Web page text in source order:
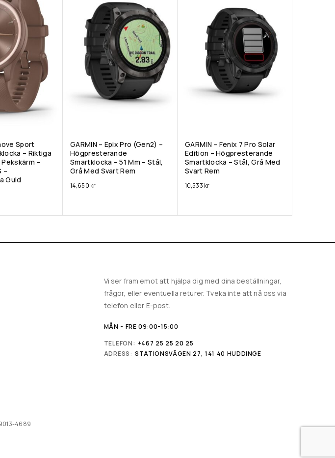
Sport
– Riktiga
–
–
Guld
GARMIN – Epix Pro (Gen2) –
Högpresterande
Smartklocka – 51 Mm – Stål,
Grå Med Svart Rem
14,650 kr
GARMIN – Fenix 7 Pro Solar
Edition – Högpresterande
Smartklocka – Stål, Grå Med
Svart Rem
10,533 kr
Vi ser fram emot att hjälpa dig med dina beställningar,
frågor, eller eventuella returer. Tveka inte att nå oss via
telefon eller E-post.
MÅN - FRE 09:00-15:00
TELEFON: +467 25 25 20 25
ADRESS: STATIONSVÄGEN 27, 141 40 HUDDINGE
4689